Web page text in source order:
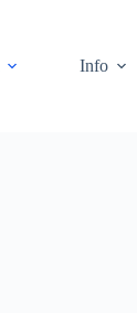
Info